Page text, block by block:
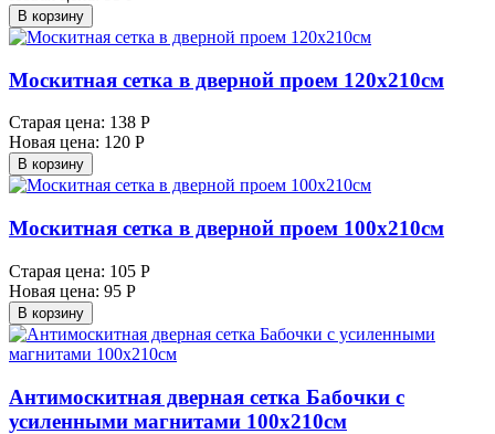
В корзину
Москитная сетка в дверной проем 120х210см
Старая цена: 138 Р
Новая цена: 120 Р
В корзину
Москитная сетка в дверной проем 100х210см
Старая цена: 105 Р
Новая цена: 95 Р
В корзину
Антимоскитная дверная сетка Бабочки с
усиленными магнитами 100х210см